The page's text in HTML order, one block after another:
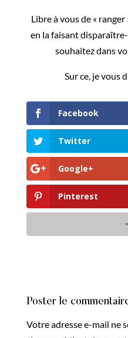
Libre à vous de «
en la faisant
souhaitez dans
Sur ce, je vous
Facebook
Twitter
Google+
Pinterest
Poster le
Votre adresse e-mail ne